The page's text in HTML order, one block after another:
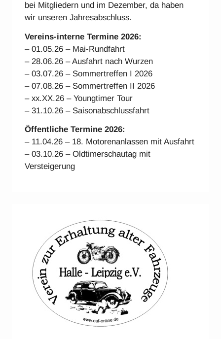
bei Mitgliedern und im Dezember, da haben
wir unseren Jahresabschluss.
Vereins-interne Termine 2026:
– 01.05.26 – Mai-Rundfahrt
– 28.06.26 – Ausfahrt nach Wurzen
– 03.07.26 – Sommertreffen I 2026
– 07.08.26 – Sommertreffen II 2026
– xx.XX.26 – Youngtimer Tour
– 31.10.26 – Saisonabschlussfahrt
Öffentliche Termine 2026:
– 11.04.26 – 18. Motorenanlassen mit Ausfahrt
– 03.10.26 – Oldtimerschautag mit
Versteigerung